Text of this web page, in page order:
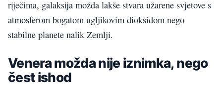
riječima, galaksija možda lakše stvara užarene svjetove s
atmosferom bogatom ugljikovim dioksidom nego
stabilne planete nalik Zemlji.
Venera možda nije iznimka, nego
čest ishod